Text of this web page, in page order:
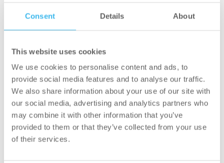
Consent Details About
This website uses cookies
We use cookies to personalise content and ads, to
provide social media features and to analyse our traffic.
We also share information about your use of our site with
our social media, advertising and analytics partners who
may combine it with other information that you’ve
provided to them or that they’ve collected from your use
of their services.
piacok elérésére is lehetőséget nyújt, mind Dél-
„Logikus lépés, hogy egy olyan vállalat, mint a
BioTechUSA, regionális központ létrehozásában
gondolkozik az Egyesült Arab Emírségekben” –
mondta Őexcellenciája Saud alShamsi az
Egyesült Arab Emírségek magyarországi
nagykövete szadai gyárunkban tett látogatása
során. „Örömmel tölt el, hogy a vállalat